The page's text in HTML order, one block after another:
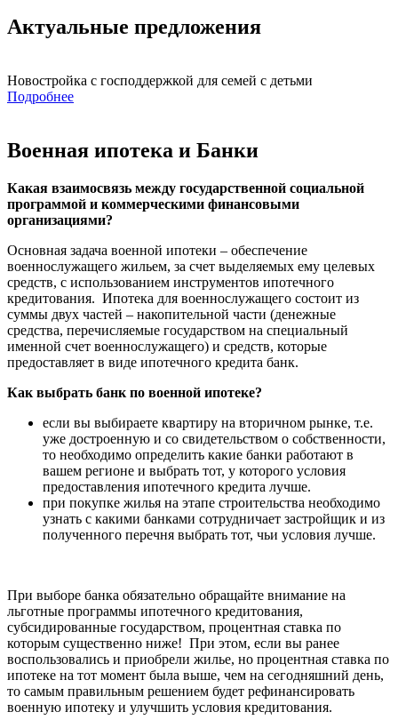
Актуальные предложения
Новостройка с господдержкой для семей с детьми
Подробнее
Военная ипотека и Банки
Какая взаимосвязь между государственной социальной
программой и коммерческими финансовыми
организациями?
Основная задача военной ипотеки – обеспечение
военнослужащего жильем, за счет выделяемых ему целевых
средств, с использованием инструментов ипотечного
кредитования. Ипотека для военнослужащего состоит из
суммы двух частей – накопительной части (денежные
средства, перечисляемые государством на специальный
именной счет военнослужащего) и средств, которые
предоставляет в виде ипотечного кредита банк.
Как выбрать банк по военной ипотеке?
если вы выбираете квартиру на вторичном рынке, т.е.
уже достроенную и со свидетельством о собственности,
то необходимо определить какие банки работают в
вашем регионе и выбрать тот, у которого условия
предоставления ипотечного кредита лучше.
при покупке жилья на этапе строительства необходимо
узнать с какими банками сотрудничает застройщик и из
полученного перечня выбрать тот, чьи условия лучше.
При выборе банка обязательно обращайте внимание на
льготные программы ипотечного кредитования,
субсидированные государством, процентная ставка по
которым существенно ниже! При этом, если вы ранее
воспользовались и приобрели жилье, но процентная ставка по
ипотеке на тот момент была выше, чем на сегодняшний день,
то самым правильным решением будет рефинансировать
военную ипотеку и улучшить условия кредитования.